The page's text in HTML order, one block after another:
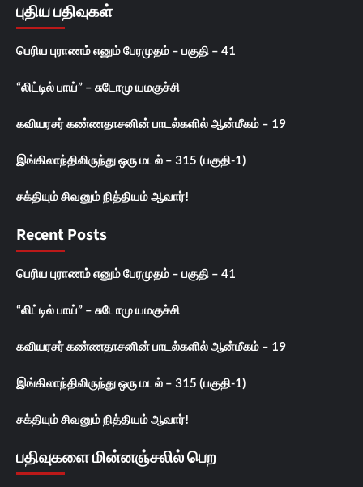
புதிய பதிவுகள்
பெரிய புராணம் எனும் பேரமுதம் – பகுதி – 41
“லிட்டில் பாய்” – சுடோமு யமகுச்சி
கவியரசர் கண்ணதாசனின் பாடல்களில் ஆன்மீகம் – 19
இங்கிலாந்திலிருந்து ஒரு மடல் – 315 (பகுதி-1)
சக்தியும் சிவனும் நித்தியம் ஆவார்!
Recent Posts
பெரிய புராணம் எனும் பேரமுதம் – பகுதி – 41
“லிட்டில் பாய்” – சுடோமு யமகுச்சி
கவியரசர் கண்ணதாசனின் பாடல்களில் ஆன்மீகம் – 19
இங்கிலாந்திலிருந்து ஒரு மடல் – 315 (பகுதி-1)
சக்தியும் சிவனும் நித்தியம் ஆவார்!
பதிவுகளை மின்னஞ்சலில் பெற